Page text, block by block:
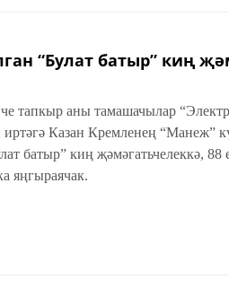
“Булат батыр” киң
тапкыр аны тамашачылар “Электра”
иртәгә Казан Кремленең “Манеж”
батыр” киң җәмәгатьчелеккә, 88
яңгыраячак.